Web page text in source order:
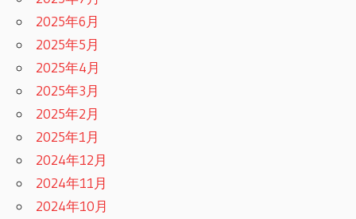
2025年6月
2025年5月
2025年4月
2025年3月
2025年2月
2025年1月
2024年12月
2024年11月
2024年10月